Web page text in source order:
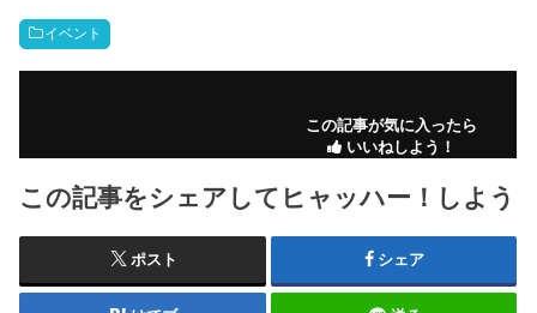
イベント
この記事が気に入ったら
いいねしよう！
この記事をシェアしてヒャッハー！しよう
ポスト シェア